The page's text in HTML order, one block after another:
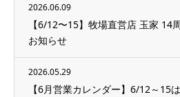
2026.06.09
【6/12〜15】牧場直営店 玉家 14
お知らせ
2026.05.29
【6月営業カレンダー】6/12～15